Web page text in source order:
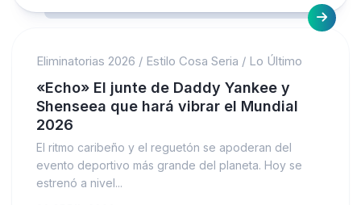
Eliminatorias 2026 / Estilo Cosa Seria / Lo Último
«Echo» El junte de Daddy Yankee y
Shenseea que hará vibrar el Mundial
2026
El ritmo caribeño y el reguetón se apoderan del
evento deportivo más grande del planeta. Hoy se
estrenó a nivel...